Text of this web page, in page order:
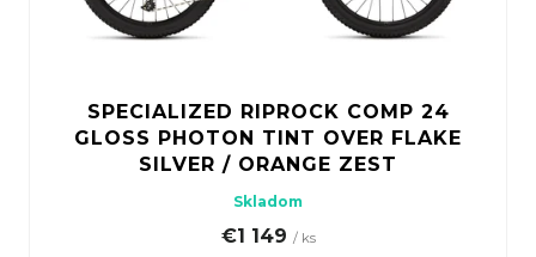
SPECIALIZED RIPROCK COMP 24
GLOSS PHOTON TINT OVER FLAKE
SILVER / ORANGE ZEST
Skladom
€1 149 / ks